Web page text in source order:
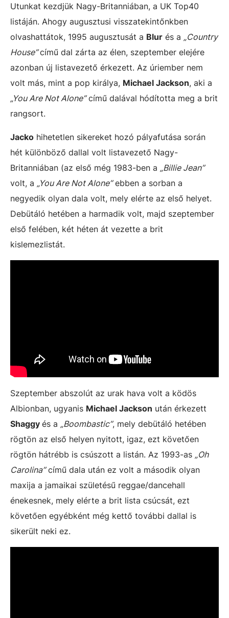
Utunkat kezdjük Nagy-Britanniában, a UK Top40
listáján. Ahogy augusztusi visszatekintőnkben
olvashattátok, 1995 augusztusát a Blur és a „Country
House”című dal zárta az élen, szeptember elejére
azonban új listavezető érkezett. Az úriember nem
volt más, mint a pop királya, Michael Jackson, aki a
„You Are Not Alone”című dalával hódította meg a brit
rangsort.
Jacko hihetetlen sikereket hozó pályafutása során
hét különböző dallal volt listavezető Nagy-
Britanniában (az első még 1983-ben a „Billie Jean”
volt, a „You Are Not Alone”ebben a sorban a
negyedik olyan dala volt, mely elérte az első helyet.
Debütáló hetében a harmadik volt, majd szeptember
első felében, két héten át vezette a brit
kislemezlistát.
Szeptember abszolút az urak hava volt a ködös
Albionban, ugyanis Michael Jackson után érkezett
Shaggy és a „Boombastic”, mely debütáló hetében
rögtön az első helyen nyitott, igaz, ezt követően
rögtön hátrébb is csúszott a listán. Az 1993-as „Oh
Carolina”című dala után ez volt a második olyan
maxija a jamaikai születésű reggae/dancehall
énekesnek, mely elérte a brit lista csúcsát, ezt
követően egyébként még kettő további dallal is
sikerült neki ez.